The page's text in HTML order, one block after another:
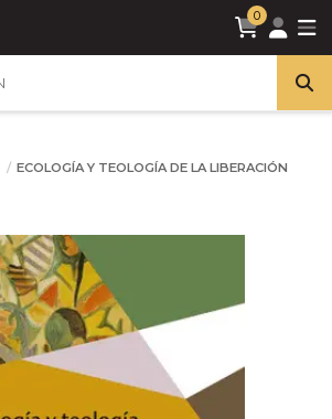
0
ECOLOGÍA Y TEOLOGÍA DE LA LIBERACIÓN